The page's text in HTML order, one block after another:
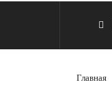
Главная